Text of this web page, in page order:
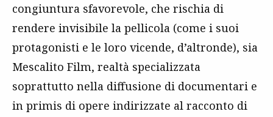
congiuntura sfavorevole, che rischia di
rendere invisibile la pellicola (come i suoi
protagonisti e le loro vicende, d’altronde), sia
Mescalito Film, realtà specializzata
soprattutto nella diffusione di documentari e
in primis di opere indirizzate al racconto di